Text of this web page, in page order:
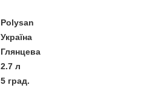
Polysan
Україна
Глянцева
2.7 л
5 град.